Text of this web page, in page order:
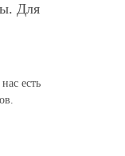
Для
есть